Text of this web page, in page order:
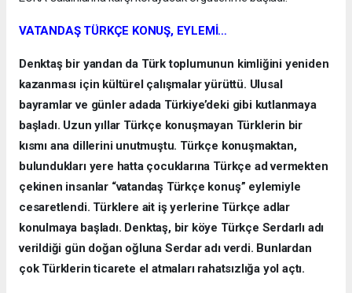
VATANDAŞ TÜRKÇE KONUŞ, EYLEMİ…
Denktaş bir yandan da Türk toplumunun kimliğini yeniden
kazanması için kültürel çalışmalar yürüttü. Ulusal
bayramlar ve günler adada Türkiye’deki gibi kutlanmaya
başladı. Uzun yıllar Türkçe konuşmayan Türklerin bir
kısmı ana dillerini unutmuştu. Türkçe konuşmaktan,
bulundukları yere hatta çocuklarına Türkçe ad vermekten
çekinen insanlar “vatandaş Türkçe konuş” eylemiyle
cesaretlendi. Türklere ait iş yerlerine Türkçe adlar
konulmaya başladı. Denktaş, bir köye Türkçe Serdarlı adı
verildiği gün doğan oğluna Serdar adı verdi. Bunlardan
çok Türklerin ticarete el atmaları rahatsızlığa yol açtı.